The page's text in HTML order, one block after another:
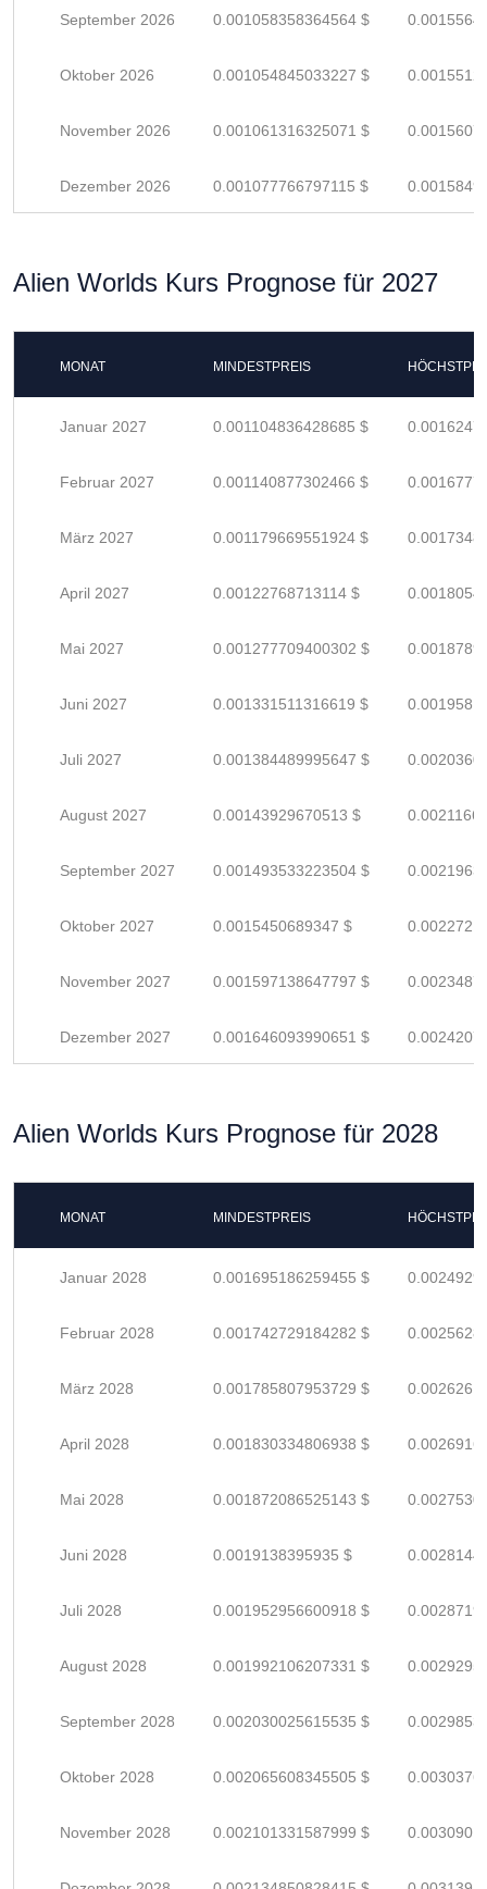
September 2026 0.001058358364564 $
Oktober 2026 0.001054845033227 $
November 2026 0.001061316325071 $
Dezember 2026 0.001077766797115 $
Alien Worlds Kurs Prognose für 2027
MONAT MINDESTPREIS
Januar 2027 0.001104836428685 $
Februar 2027 0.001140877302466 $
März 2027 0.001179669551924 $
April 2027 0.00122768713114 $
Mai 2027 0.001277709400302 $
Juni 2027 0.001331511316619 $
Juli 2027 0.001384489995647 $
August 2027 0.00143929670513 $
September 2027 0.001493533223504 $
Oktober 2027 0.0015450689347 $
November 2027 0.001597138647797 $
Dezember 2027 0.001646093990651 $
Alien Worlds Kurs Prognose für 2028
MONAT MINDESTPREIS
Januar 2028 0.001695186259455 $
Februar 2028 0.001742729184282 $
März 2028 0.001785807953729 $
April 2028 0.001830334806938 $
Mai 2028 0.001872086525143 $
Juni 2028 0.0019138395935 $
Juli 2028 0.001952956600918 $
August 2028 0.001992106207331 $
September 2028 0.002030025615535 $
Oktober 2028 0.002065608345505 $
November 2028 0.002101331587999 $